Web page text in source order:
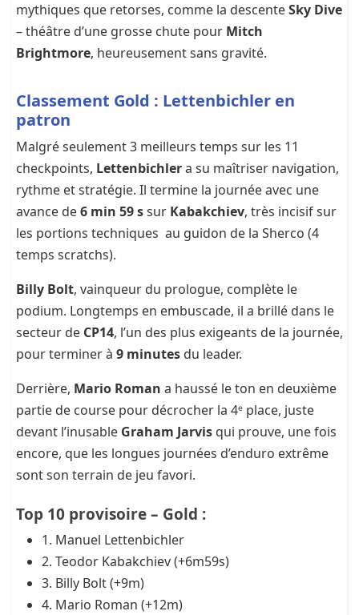
mythiques que retorses, comme la descenteSky Dive
– théâtre d’une grosse chute pour Mitch
Brightmore, heureusement sans gravité.
Classement Gold : Lettenbichler en
patron
Malgré seulement 3 meilleurs temps sur les 11
checkpoints, Lettenbichlera su maîtriser navigation,
rythme et stratégie. Il termine la journée avec une
avance de6 min 59 ssur Kabakchiev, très incisif sur
les portions techniques au guidon de la Sherco (4
temps scratchs).
Billy Bolt, vainqueur du prologue, complète le
podium. Longtemps en embuscade, il a brillé dans le
secteur de CP14, l’un des plus exigeants de la journée,
pour terminer à 9 minutes du leader.
Derrière, Mario Roman a haussé le ton en deuxième
partie de course pour décrocher la 4ᵉ place, juste
devant l’inusable Graham Jarvis qui prouve, une fois
encore, que les longues journées d’enduro extrême
sont son terrain de jeu favori.
Top 10 provisoire – Gold :
1. Manuel Lettenbichler
2. Teodor Kabakchiev (+6m59s)
3. Billy Bolt (+9m)
4. Mario Roman (+12m)